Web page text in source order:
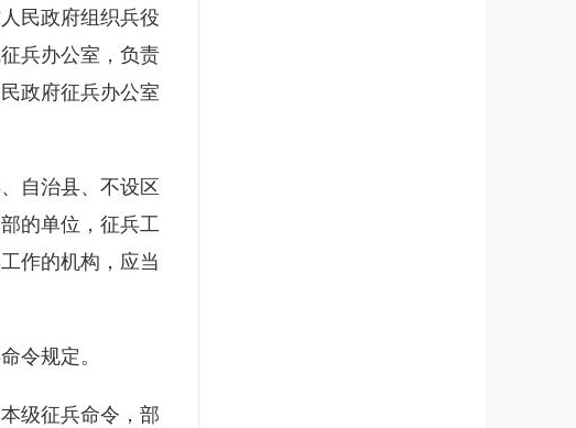
民政府组织兵役
兵办公室，负责
政府征兵办公室
自治县、不设区
的单位，征兵工
作的机构，应当
令规定。
级征兵命令，部